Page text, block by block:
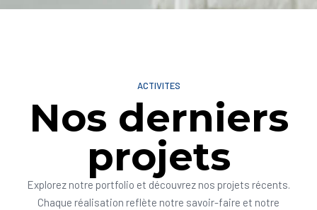
ACTIVITES
Nos derniers
projets
Explorez notre portfolio et découvrez nos projets récents.
Chaque réalisation reflète notre savoir-faire et notre